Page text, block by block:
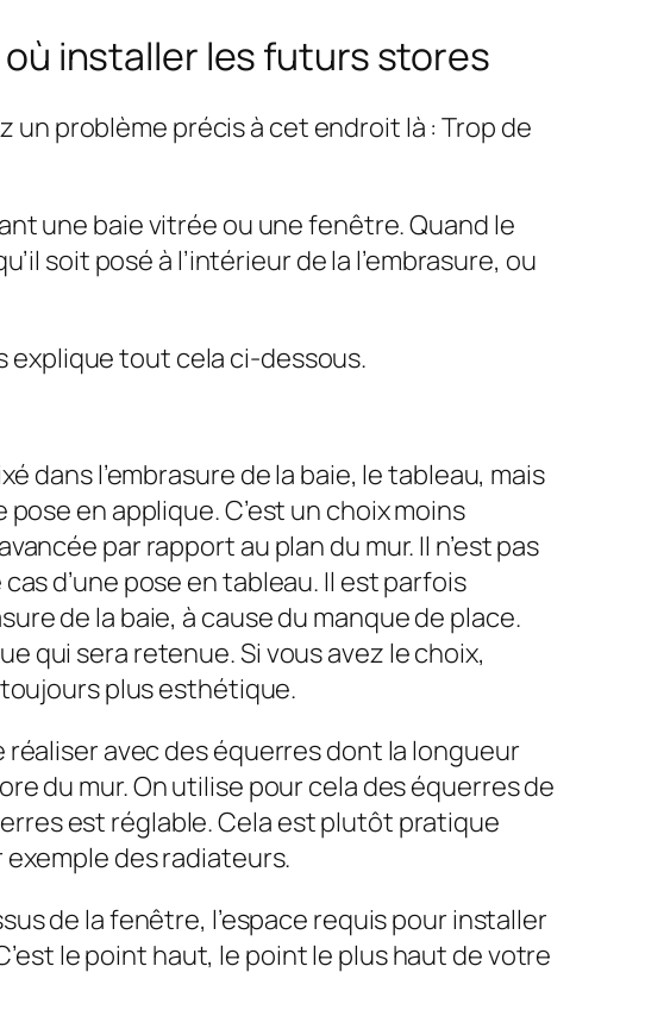
installer les futurs stores
un problème précis à cet endroit là : Trop de
une baie vitrée ou une fenêtre. Quand le
soit posé à l’intérieur de la l’embrasure, ou
explique tout cela ci-dessous.
dans l’embrasure de la baie, le tableau, mais
en applique. C’est un choix moins
par rapport au plan du mur. Il n’est pas
d’une pose en tableau. Il est parfois
de la baie, à cause du manque de place.
qui sera retenue. Si vous avez le choix,
plus esthétique.
avec des équerres dont la longueur
du mur. On utilise pour cela des équerres de
est réglable. Cela est plutôt pratique
des radiateurs.
de la fenêtre, l’espace requis pour installer
le point haut, le point le plus haut de votre